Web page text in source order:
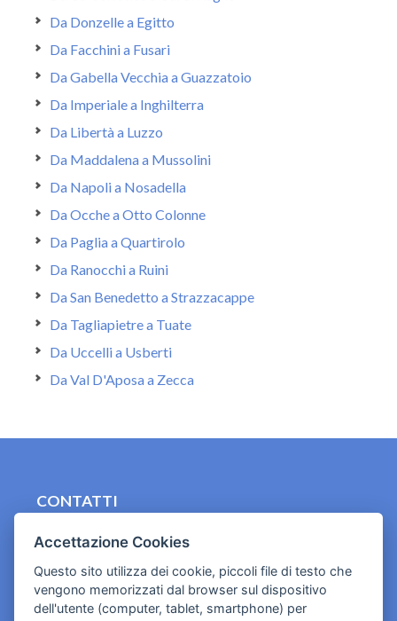
Da Donzelle a Egitto
Da Facchini a Fusari
Da Gabella Vecchia a Guazzatoio
Da Imperiale a Inghilterra
Da Libertà a Luzzo
Da Maddalena a Mussolini
Da Napoli a Nosadella
Da Ocche a Otto Colonne
Da Paglia a Quartirolo
Da Ranocchi a Ruini
Da San Benedetto a Strazzacappe
Da Tagliapietre a Tuate
Da Uccelli a Usberti
Da Val D'Aposa a Zecca
CONTATTI
Cookies e informativa privacy
Accettazione Cookies
Questo sito utilizza dei cookie, piccoli file di testo che
vengono memorizzati dal browser sul dispositivo
dell'utente (computer, tablet, smartphone) per